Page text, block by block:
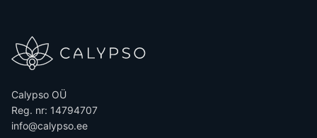
Calypso OÜ
Reg. nr: 14794707
info@calypso.ee